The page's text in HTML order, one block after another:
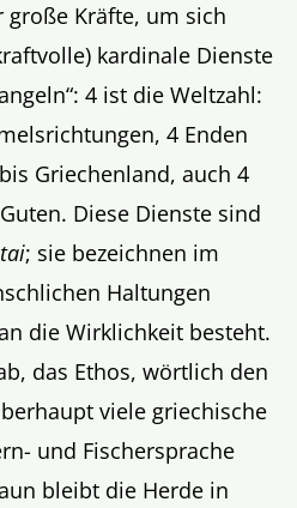
große Kräfte, um sich
kardinale Dienste
4 ist die Weltzahl:
4 Enden
Griechenland, auch 4
Diese Dienste sind
; sie bezeichnen im
Haltungen
die Wirklichkeit besteht.
das Ethos, wörtlich den
viele griechische
und Fischersprache
bleibt die Herde in